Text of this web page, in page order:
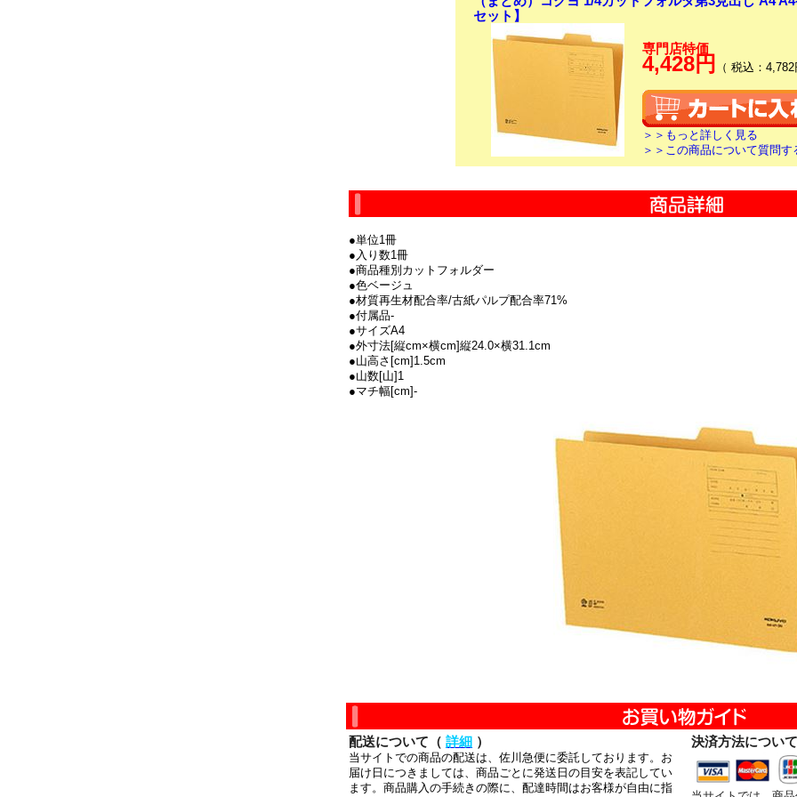
セット】
専門店特価
4,428円 （ 税込：
＞＞もっと詳しく見る
＞＞この商品について質問す
●単位1冊
●入り数1冊
●商品種別カットフォルダー
●色ベージュ
●材質再生材配合率/古紙パルプ配合率71%
●付属品-
●サイズA4
●外寸法[縦cm×横cm]縦24.0×横31.1cm
●山高さ[cm]1.5cm
●山数[山]1
●マチ幅[cm]-
配送について（ 詳細 ）
当サイトでの商品の配送は、佐川急便に委託しております。お
届け日につきましては、商品ごとに発送日の目安を表記してい
ます。商品購入の手続きの際に、配達時間はお客様が自由に指
決済方法につい